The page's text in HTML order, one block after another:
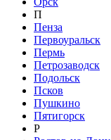
П
Пенза
Первоуральск
Пермь
Петрозаводск
Подольск
Псков
Пушкино
Пятигорск
Р